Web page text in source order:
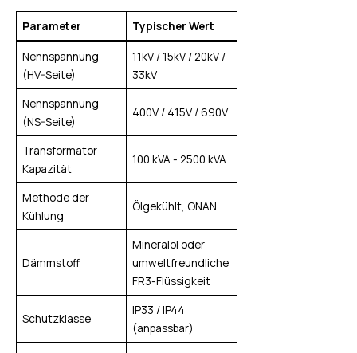
Parameter
Typischer Wert
Nennspannung
(HV-Seite)
11kV / 15kV / 20kV /
33kV
Nennspannung
(NS-Seite)
400V / 415V / 690V
Transformator
Kapazität
100 kVA - 2500 kVA
Methode der
Kühlung
Ölgekühlt, ONAN
Dämmstoff
Mineralöl oder
umweltfreundliche
FR3-Flüssigkeit
Schutzklasse
IP33 / IP44
(anpassbar)